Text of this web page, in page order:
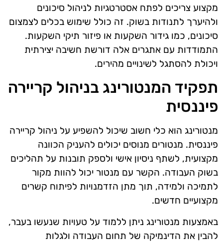
מקצוע צריכים לפתח אסטרטגיות לניהול סיכונים
ולהיערך לתנודות בשוק. זה כולל שימוש בכלים לצמצום
סיכונים, כמו גידור השקעות או פיזור תיקי השקעות.
התמודדות עם אתגרים אלה דורשת חשיבה יצירתית
ויכולת להסתגל לשינויים מהירים.
תפקיד המנטורינג בניהול קריירה
פיננסית
מנטורינג הוא כלי חשוב שיכול להשפיע על ניהול קריירה
פיננסית. מנטורים מנוסים יכולים להעניק הכוונה
מקצועית, לשתף ניסיון אישי ולספק תובנות על תהליכים
בשוק העבודה. הקשר עם מנטור יכול להוות מקור
לתמיכה ולמידה, תוך מתן הזדמנויות לפיתוח קשרים
מקצועיים חדשים.
באמצעות מנטורינג ניתן ללמוד על טעויות שנעשו בעבר,
להבין את הדינמיקה של תחום העבודה ולגלות